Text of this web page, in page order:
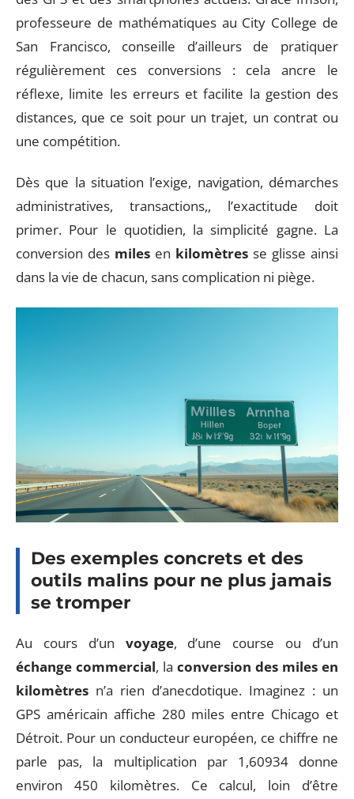
professeure de mathématiques au City College de
San Francisco, conseille d’ailleurs de pratiquer
régulièrement ces conversions : cela ancre le
réflexe, limite les erreurs et facilite la gestion des
distances, que ce soit pour un trajet, un contrat ou
une compétition.
Dès que la situation l’exige, navigation, démarches
administratives, transactions,, l’exactitude doit
primer. Pour le quotidien, la simplicité gagne. La
conversion des miles en kilomètres se glisse ainsi
dans la vie de chacun, sans complication ni piège.
Des exemples concrets et des
outils malins pour ne plus jamais
se tromper
Au cours d’un voyage, d’une course ou d’un
échange commercial, la conversion des miles en
kilomètres n’a rien d’anecdotique. Imaginez : un
GPS américain affiche 280 miles entre Chicago et
Détroit. Pour un conducteur européen, ce chiffre ne
parle pas, la multiplication par 1,60934 donne
environ 450 kilomètres. Ce calcul, loin d’être